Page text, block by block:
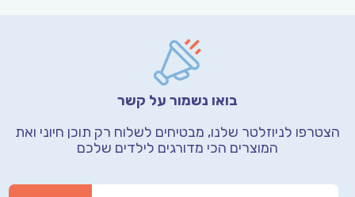
בואו נשמור על קשר
הצטרפו לניוזלטר שלנו, מבטיחים לשלוח רק תוכן חיוני ואת
המוצרים הכי מדורגים לילדים שלכם